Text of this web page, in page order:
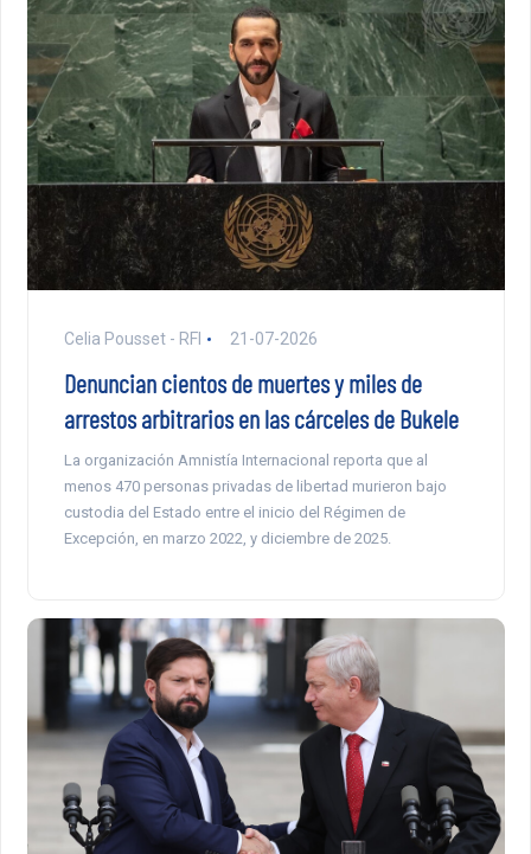
Celia Pousset - RFI 21-07-2026
Denuncian cientos de muertes y miles de
arrestos arbitrarios en las cárceles de Bukele
La organización Amnistía Internacional reporta que al
menos 470 personas privadas de libertad murieron bajo
custodia del Estado entre el inicio del Régimen de
Excepción, en marzo 2022, y diciembre de 2025.